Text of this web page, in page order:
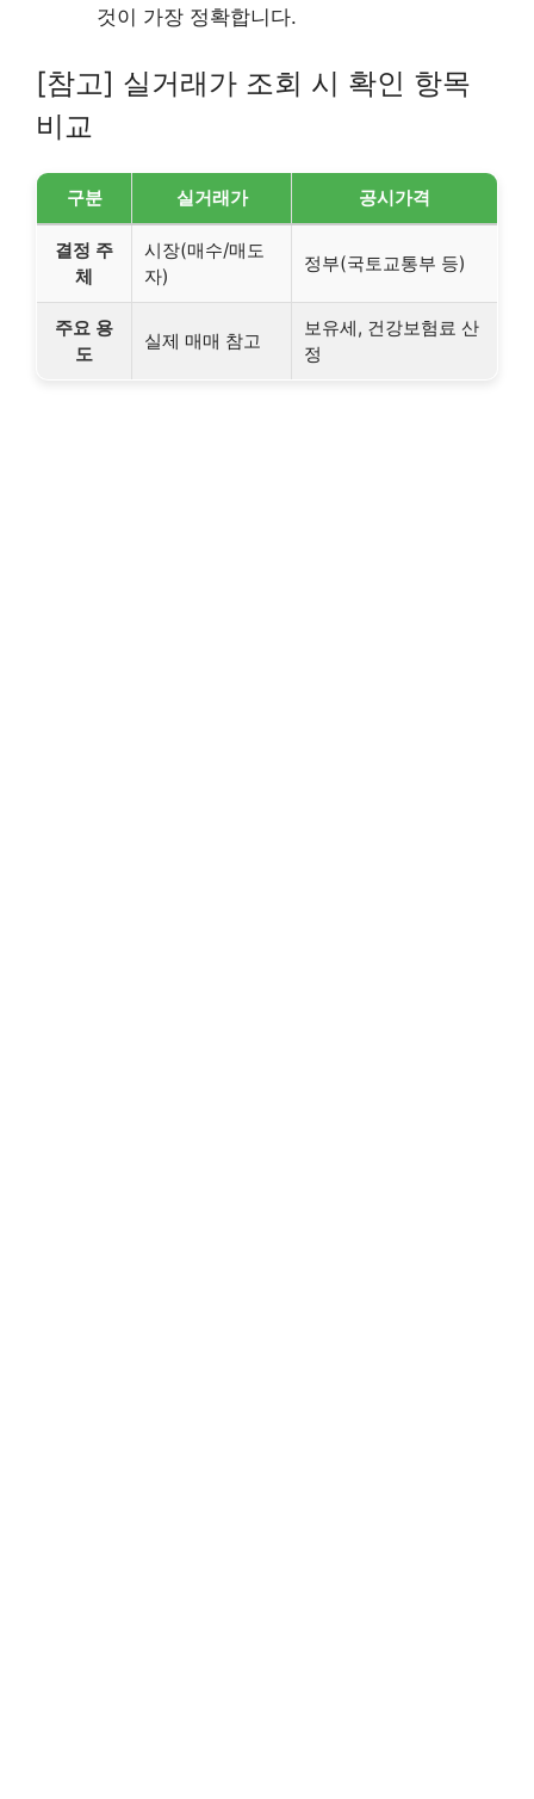
것이 가장 정확합니다.
[참고] 실거래가 조회 시 확인 항목
비교
구분 실거래가 공시가격
결정 주
체
시장(매수/매도
자)
정부(국토교통부 등)
주요 용
도
실제 매매 참고
보유세, 건강보험료 산
정